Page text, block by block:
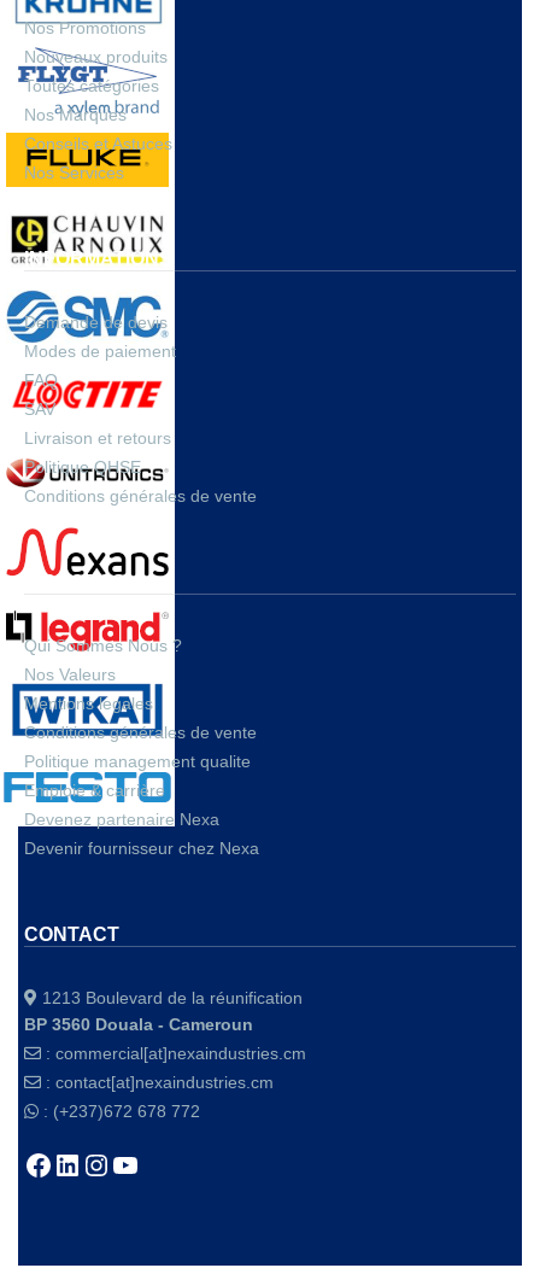
Nos Promotions
Nouveaux produits
Toutes catégories
Nos Marques
Conseils et Astuces
Nos Services
INFORMATIONS
Demande de devis
Modes de paiement
FAQ
SAV
Livraison et retours
Politique QHSE
Conditions générales de vente
A PROPOS
Qui Sommes Nous ?
Nos Valeurs
Mentions legales
Conditions générales de vente
Politique management qualite
Emploie & carrière
Devenez partenaire Nexa
Devenir fournisseur chez Nexa
CONTACT
1213 Boulevard de la réunification
BP 3560 Douala - Cameroun
: commercial[at]nexaindustries.cm
: contact[at]nexaindustries.cm
: (+237)672 678 772